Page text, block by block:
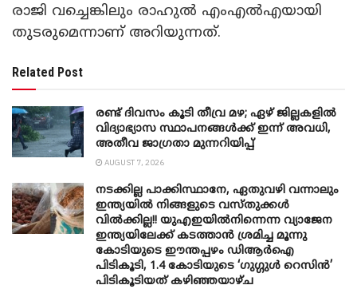
രാജി വച്ചെങ്കിലും രാഹുൽ എംഎൽഎയായി
തുടരുമെന്നാണ് അറിയുന്നത്.
Related Post
രണ്ട് ദിവസം കൂടി തീവ്ര മഴ; ഏഴ് ജില്ലകളിൽ
വിദ്യാഭ്യാസ സ്ഥാപനങ്ങൾക്ക് ഇന്ന് അവധി,
അതീവ ജാ​ഗ്രതാ മുന്നറിയിപ്പ്
AUGUST 7, 2026
നടക്കില്ല പാക്കിസ്ഥാനേ, ഏതുവഴി വന്നാലും
ഇന്ത്യയിൽ നിങ്ങളുടെ വസ്തുക്കൾ
വിൽക്കില്ല!! യുഎഇയിൽനിന്നെന്ന വ്യാജേന
ഇന്ത്യയിലേക്ക് കടത്താൻ ശ്രമിച്ച മൂന്നു
കോടിയുടെ ഈന്തപ്പഴം ഡിആർഐ
പിടികൂടി, 1.4 കോടിയുടെ ‘ഗുഗ്ഗുൾ റെസിൻ’
പിടികൂടിയത് കഴിഞ്ഞയാഴ്ച